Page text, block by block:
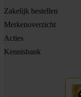
Zakelijk bestellen
Merkenoverzicht
Acties
Kennisbank